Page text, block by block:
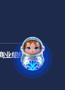
业组织